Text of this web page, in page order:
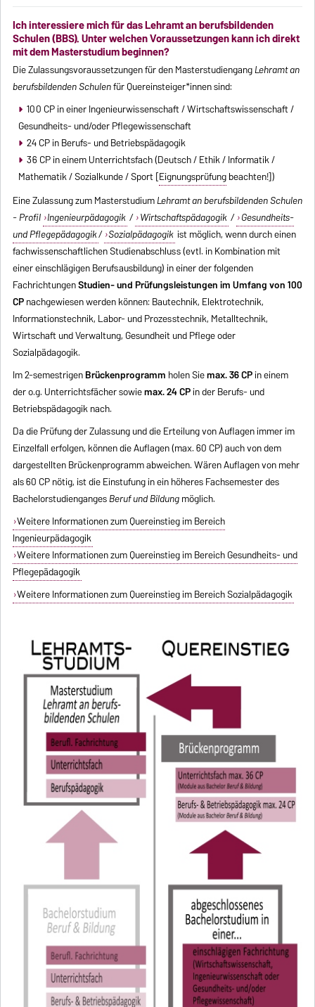
Ich interessiere mich für das Lehramt an berufsbildenden
Schulen (BBS). Unter welchen Voraussetzungen kann ich direkt
mit dem Masterstudium beginnen?
Die Zulassungsvoraussetzungen für den MasterstudiengangLehramt an
berufsbildenden Schulenfür Quereinsteiger*innen sind:
100 CP in einer Ingenieurwissenschaft / Wirtschaftswissenschaft /
Gesundheits- und/oder Pflegewissenschaft
24 CP in Berufs- und Betriebspädagogik
36 CP in einem Unterrichtsfach (Deutsch / Ethik / Informatik /
Mathematik / Sozialkunde / Sport [Eignungsprüfungbeachten!])
Eine Zulassung zum MasterstudiumLehramt an berufsbildenden Schulen
- Profil Ingenieurpädagogik / Wirtschaftspädagogik / Gesundheits-
und Pflegepädagogik/ Sozialpädagogik ist möglich, wenn durch einen
fachwissenschaftlichen Studienabschluss (evtl. in Kombination mit
einer einschlägigen Berufsausbildung) in einer der folgenden
FachrichtungenStudien- und Prüfungsleistungen im Umfang von 100
CPnachgewiesen werden können: Bautechnik, Elektrotechnik,
Informationstechnik, Labor- und Prozesstechnik, Metalltechnik,
Wirtschaft und Verwaltung, Gesundheit und Pflege oder
Sozialpädagogik.
Im 2-semestrigenBrückenprogramm holen Siemax. 36 CPin einem
der o.g. Unterrichtsfächer sowiemax. 24 CPin der Berufs- und
Betriebs­pädagogik nach.
Da die Prüfung der Zulassung und die Erteilung von Auflagen immer im
Einzelfall erfolgen, können die Auflagen (max. 60 CP) auch von dem
dargestellten Brückenprogramm abweichen. Wären Auflagen von mehr
als 60 CP nötig, ist die Einstufung in ein höheres Fachsemester des
BachelorstudiengangesBeruf und Bildungmöglich.
Weitere Informationen zum Quereinstieg im Bereich
Ingenieurpädagogik
Weitere Informationen zum Quereinstieg im Bereich Gesundheits- und
Pflegepädagogik
Weitere Informationen zum Quereinstieg im Bereich Sozialpädagogik